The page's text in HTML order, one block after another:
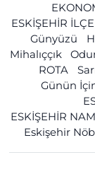
ESKİŞEHİR
Günyüzü
Mihalıççık
ROTA
Günün
ESKİŞEHİR
Eskişehir